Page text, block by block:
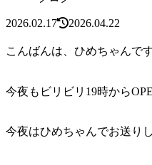
2026.02.17 2026.04.22
こんばんは、ひめちゃんで
今夜もビリビリ19時から
今夜はひめちゃんでお送り